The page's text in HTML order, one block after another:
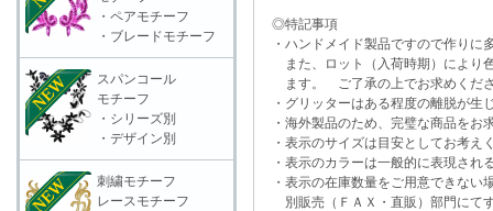
◎特記事項
・ハンドメイド製品ですので作りに
また、ロット（入荷時期）により
ます。 ご了承の上でお求めくだ
・グリッターはある程度の離脱が生
・海外製品のため、完璧な商品をお
・表示のサイズは目安としてお考え
・表示のカラーは一般的に表現され
・表示の在庫数量をご用意できな
別販売（ＦＡＸ・直販）部門にて
・ペアモチーフ
・ブレードモチーフ
スパンコール
モチーフ
・シリーズ別
・デザイン別
刺繍モチーフ
レースモチーフ